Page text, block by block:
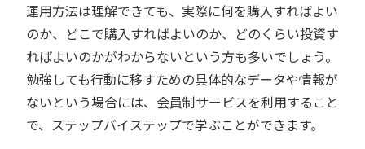
運用方法は理解できても、実際に何を購入すればよい
のか、どこで購入すればよいのか、どのくらい投資す
ればよいのかがわからないという方も多いでしょう。
勉強しても行動に移すための具体的なデータや情報が
ないという場合には、会員制サービスを利用すること
で、ステップバイステップで学ぶことができます。